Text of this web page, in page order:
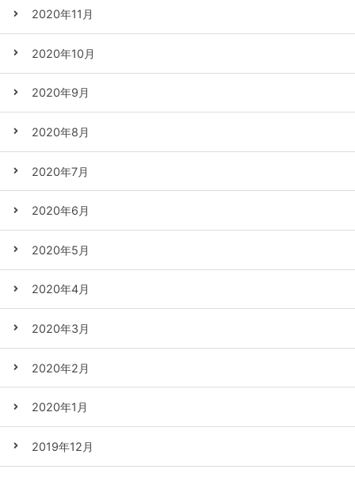
2020年11月
2020年10月
2020年9月
2020年8月
2020年7月
2020年6月
2020年5月
2020年4月
2020年3月
2020年2月
2020年1月
2019年12月